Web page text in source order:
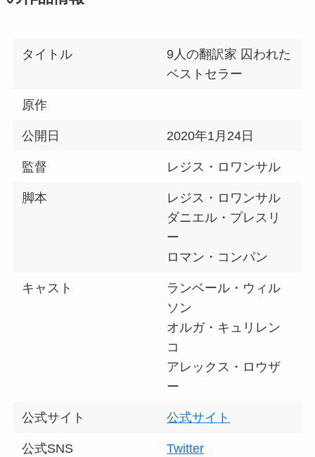
タイトル
9人の翻訳家 囚われた
ベストセラー
原作
公開日 2020年1月24日
監督 レジス・ロワンサル
脚本
レジス・ロワンサル
ダニエル・プレスリ
ー
ロマン・コンパン
キャスト
ランベール・ウィル
ソン
オルガ・キュリレン
コ
アレックス・ロウザ
ー
公式サイト 公式サイト
公式SNS Twitter